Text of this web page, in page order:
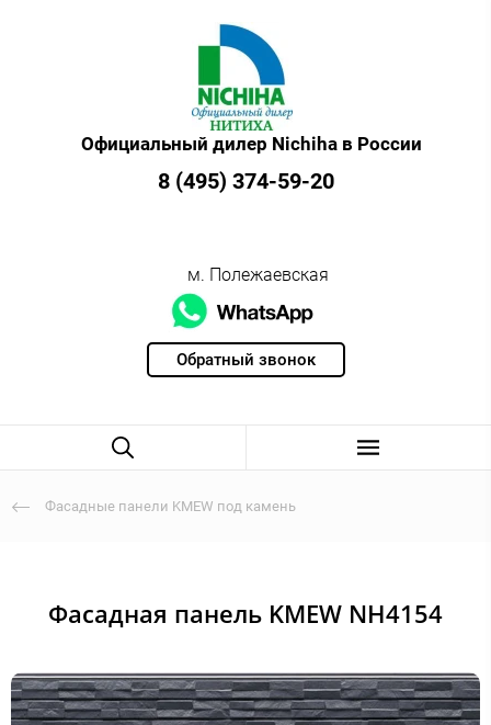
Обратный звонок
Официальный дилер Nichiha в России
8 (495) 374-59-20
м. Полежаевская
Фасадные панели KMEW под камень
Фасадная панель KMEW NH4154